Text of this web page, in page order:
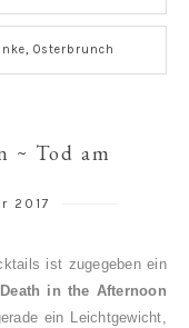
, Osterbrunch
~ Tod am
2017
ist zugegeben ein
Death in the Afternoon
ein Leichtgewicht,